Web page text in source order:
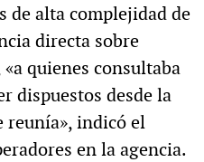
de alta complejidad de
directa sobre
quienes consultaba
dispuestos desde la
reunía», indicó el
en la agencia.